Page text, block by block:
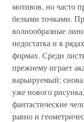
мотивов, но часто
белыми точками.
волнообразные
недостатка и в
формах. Среди
прежнему играет
варьируемый; снова
уже нового
фантастические
равно и